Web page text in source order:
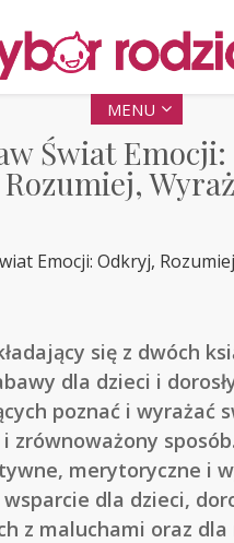
MENU
Świat
Rozumiej,
się z dwóch
dla dzieci i
poznać i wyrażać
zrównoważony sposób.
merytoryczne i
dla dzieci,
z maluchami oraz dla